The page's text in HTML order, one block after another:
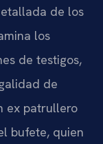
de los
los
de testigos,
de
ex patrullero
bufete, quien